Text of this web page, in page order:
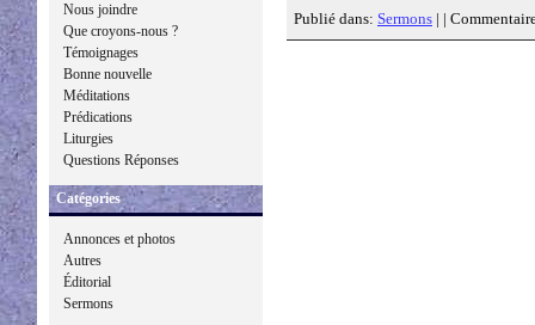
Nous joindre
Que croyons-nous ?
Témoignages
Bonne nouvelle
Méditations
Prédications
Liturgies
Questions Réponses
Catégories
Annonces et photos
Autres
Éditorial
Sermons
Publié dans: Sermons | |